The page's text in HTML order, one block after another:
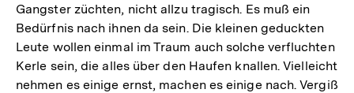
Gangster züchten, nicht allzu tragisch. Es muß ein
Bedürfnis nach ihnen da sein. Die kleinen geduckten
Leute wollen einmal im Traum auch solche verfluchten
Kerle sein, die alles über den Haufen knallen. Vielleicht
nehmen es einige ernst, machen es einige nach. Vergiß